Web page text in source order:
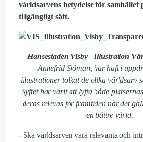
världsarvens betydelse för samhället
tillgängligt sätt.
Hansestaden Visby - Illustration
Annefrid Sjöman, har haft i
illustrationer tolkat de olika världsarv
Syftet har varit att lyfta både
deras relevas för framtiden när det
en bättre värld.
- Ska världsarven vara relevanta och